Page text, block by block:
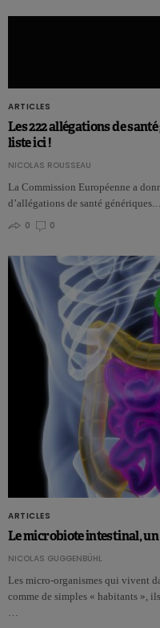
ARTICLES
Les 222 allégations de
liste ici !
NICOLAS ROUSSEAU
La Commission Européenne a
d’allégations de santé
0
0
ARTICLES
Le microbiote intestinal,
NICOLAS GUGGENBÜHL
Les micro-organismes qui vivent
comme de simples « habitants »,
…